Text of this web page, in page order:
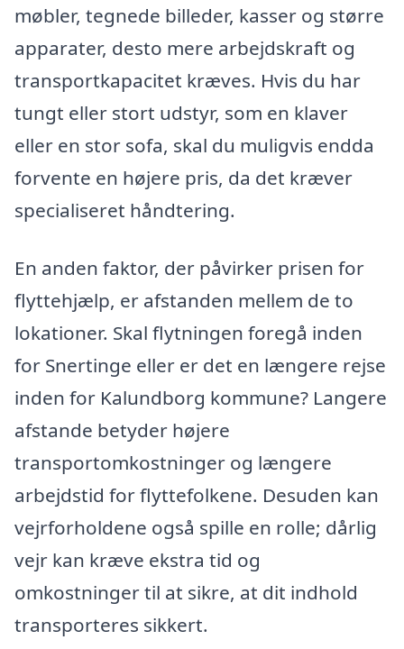
møbler, tegnede billeder, kasser og større
apparater, desto mere arbejdskraft og
transportkapacitet kræves. Hvis du har
tungt eller stort udstyr, som en klaver
eller en stor sofa, skal du muligvis endda
forvente en højere pris, da det kræver
specialiseret håndtering.
En anden faktor, der påvirker prisen for
flyttehjælp, er afstanden mellem de to
lokationer. Skal flytningen foregå inden
for Snertinge eller er det en længere rejse
inden for Kalundborg kommune? Langere
afstande betyder højere
transportomkostninger og længere
arbejdstid for flyttefolkene. Desuden kan
vejrforholdene også spille en rolle; dårlig
vejr kan kræve ekstra tid og
omkostninger til at sikre, at dit indhold
transporteres sikkert.